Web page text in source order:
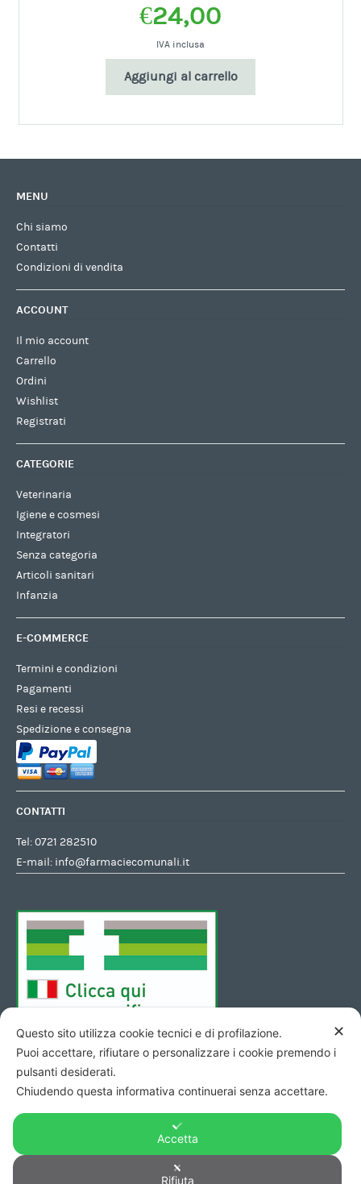
€24,00
IVA inclusa
Aggiungi al carrello
MENU
Chi siamo
Contatti
Condizioni di vendita
ACCOUNT
Il mio account
Carrello
Ordini
Wishlist
Registrati
CATEGORIE
Veterinaria
Igiene e cosmesi
Integratori
Senza categoria
Articoli sanitari
Infanzia
E-COMMERCE
Termini e condizioni
Pagamenti
Resi e recessi
Spedizione e consegna
CONTATTI
Tel:0721 282510
E-mail: info@farmaciecomunali.it
Copyright © 2026 - Codice Fiscale/Partita Iva 01423690419 R.E.A.
✕
Questo sito utilizza cookie tecnici e di profilazione.
Puoi accettare, rifiutare o personalizzare i cookie premendo i
pulsanti desiderati.
Chiudendo questa informativa continuerai senza accettare.
Accetta
Rifiuta